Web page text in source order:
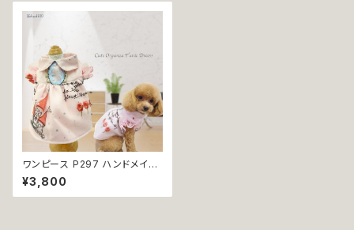
ワンピース P297 ハンドメイド
姫 お城 モチーフ スカート チュ
ニック ワンピ 刺繍 レース オー
ガンジー フラワー キラキラ 花
¥3,800